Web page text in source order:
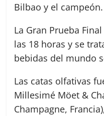
Bilbao y el campeón.
La Gran Prueba
las 18 horas y se
bebidas del mundo
Las catas olfativas
Millesimé Möet &
Champagne,